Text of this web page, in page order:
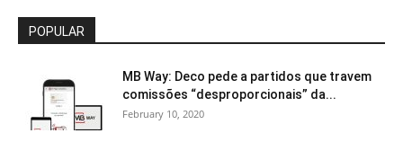
POPULAR
MB Way: Deco pede a partidos que travem
comissões “desproporcionais” da...
February 10, 2020